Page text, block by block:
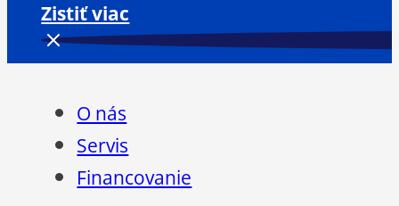
Zistiť viac
O nás
Servis
Financovanie